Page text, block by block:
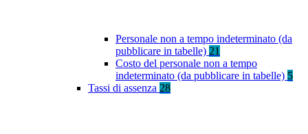
Personale non a tempo indeterminato (da
pubblicare in tabelle) 21
Costo del personale non a tempo
indeterminato (da pubblicare in tabelle) 5
Tassi di assenza 28